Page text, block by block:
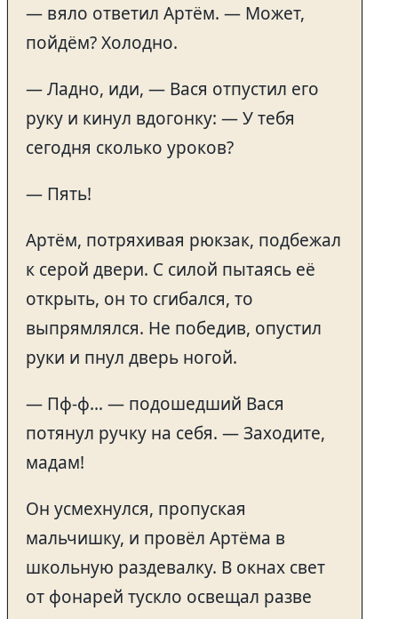
— вяло ответил Артём. — Может,
пойдём? Холодно.
— Ладно, иди, — Вася отпустил его
руку и кинул вдогонку: — У тебя
сегодня сколько уроков?
— Пять!
Артём, потряхивая рюкзак, подбежал
к серой двери. С силой пытаясь её
открыть, он то сгибался, то
выпрямлялся. Не победив, опустил
руки и пнул дверь ногой.
— Пф-ф… — подошедший Вася
потянул ручку на себя. — Заходите,
мадам!
Он усмехнулся, пропуская
мальчишку, и провёл Артёма в
школьную раздевалку. В окнах свет
от фонарей тускло освещал разве